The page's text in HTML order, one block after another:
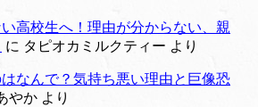
高校生へ！理由が分からない、親
に タピオカミルクティー より
なんで？気持ち悪い理由と巨像恐
やか より